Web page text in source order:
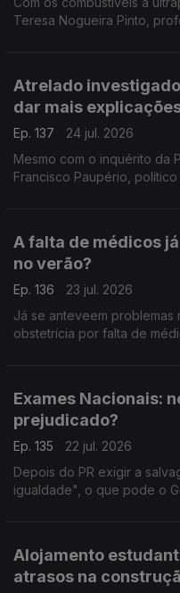
Teresa Nogueira Pinto,
Atrelado
dar mais
Ep. 137
24 jul. 2026
Mesmo com o inquérito da
Francisco Paupério,
A falta de médicos
no verão?
Ep. 136
23 jul. 2026
Já se anteveem
obstetrícia por falta de
Exames Nacionais:
prejudicado?
Ep. 135
22 jul. 2026
Depois do PR exigir a
igualdade", o que pode o
Alojamento
atrasos na